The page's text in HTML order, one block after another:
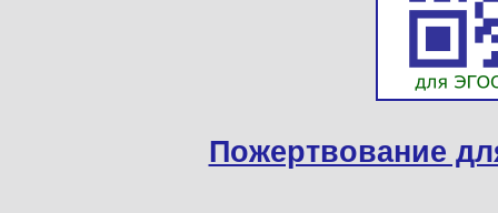
Пожертвование